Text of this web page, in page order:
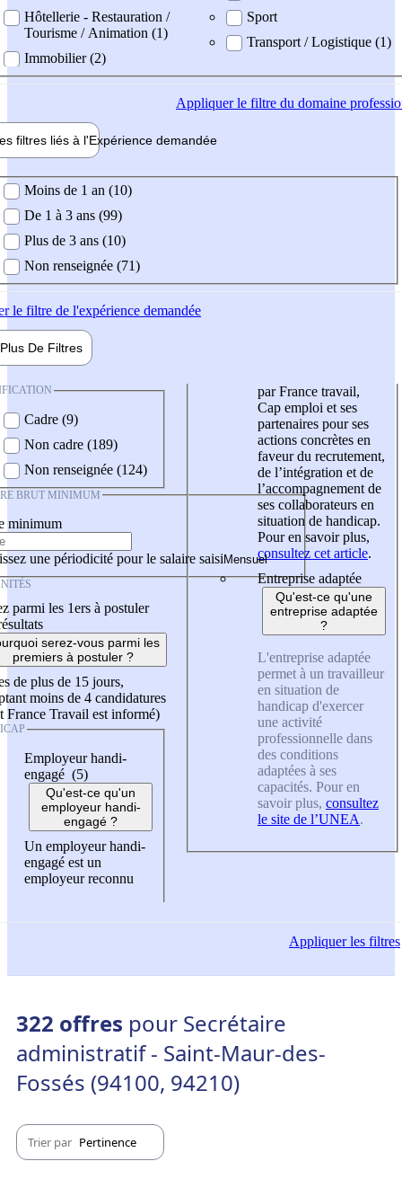
Hôtellerie - Restauration /
Tourisme / Animation (1)
Immobilier (2)
Sport
Transport / Logistique (1)
Appliquerle filtre du domaine
filtres liés à l'Expérience demandée
demandée
Moins de 1 an (10)
De 1 à 3 ans (99)
Plus de 3 ans (10)
Non renseignée (71)
le filtre de l'expérience demandée
Plus De Filtres
Cadre (9)
Non cadre (189)
Non renseignée (124)
BRUT MINIMUM
minimum
une périodicité pour le salaire saisi
parmi les 1ers à postuler
serez-vous parmi les
premiers à postuler ?
de plus de 15 jours,
moins de 4 candidatures
France Travail est informé)
Employeur handi-
engagé (5)
Qu'est-ce qu'un
employeur handi-
engagé ?
Un employeur handi-
engagé est un
employeur reconnu
par France travail,
Cap emploi et ses
partenaires pour ses
actions concrètes en
faveur du recrutement,
de l’intégration et de
l’accompagnement de
ses collaborateurs en
situation de handicap.
Pour en savoir plus,
consultez cet article.
Entreprise adaptée
Qu'est-ce qu'une
entreprise adaptée
?
L'entreprise adaptée
permet à un travailleur
en situation de
handicap d'exercer
une activité
professionnelle dans
des conditions
adaptées à ses
capacités. Pour en
savoir plus, consultez
le site de l’UNEA.
Appliquerles filtres
322 offres pour Secrétaire
administratif - Saint-Maur-des-
Fossés (94100, 94210)
Trier par Pertinence